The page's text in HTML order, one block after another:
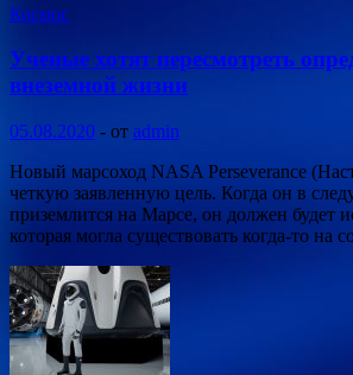
Космос
Ученые хотят пересмотреть
внеземной жизни
05.08.2020 - от admin
Новый марсоход NASA Perseverance
четкую заявленную цель. Когда он в
приземлится на Марсе, он должен будет
которая могла существовать когда-то на